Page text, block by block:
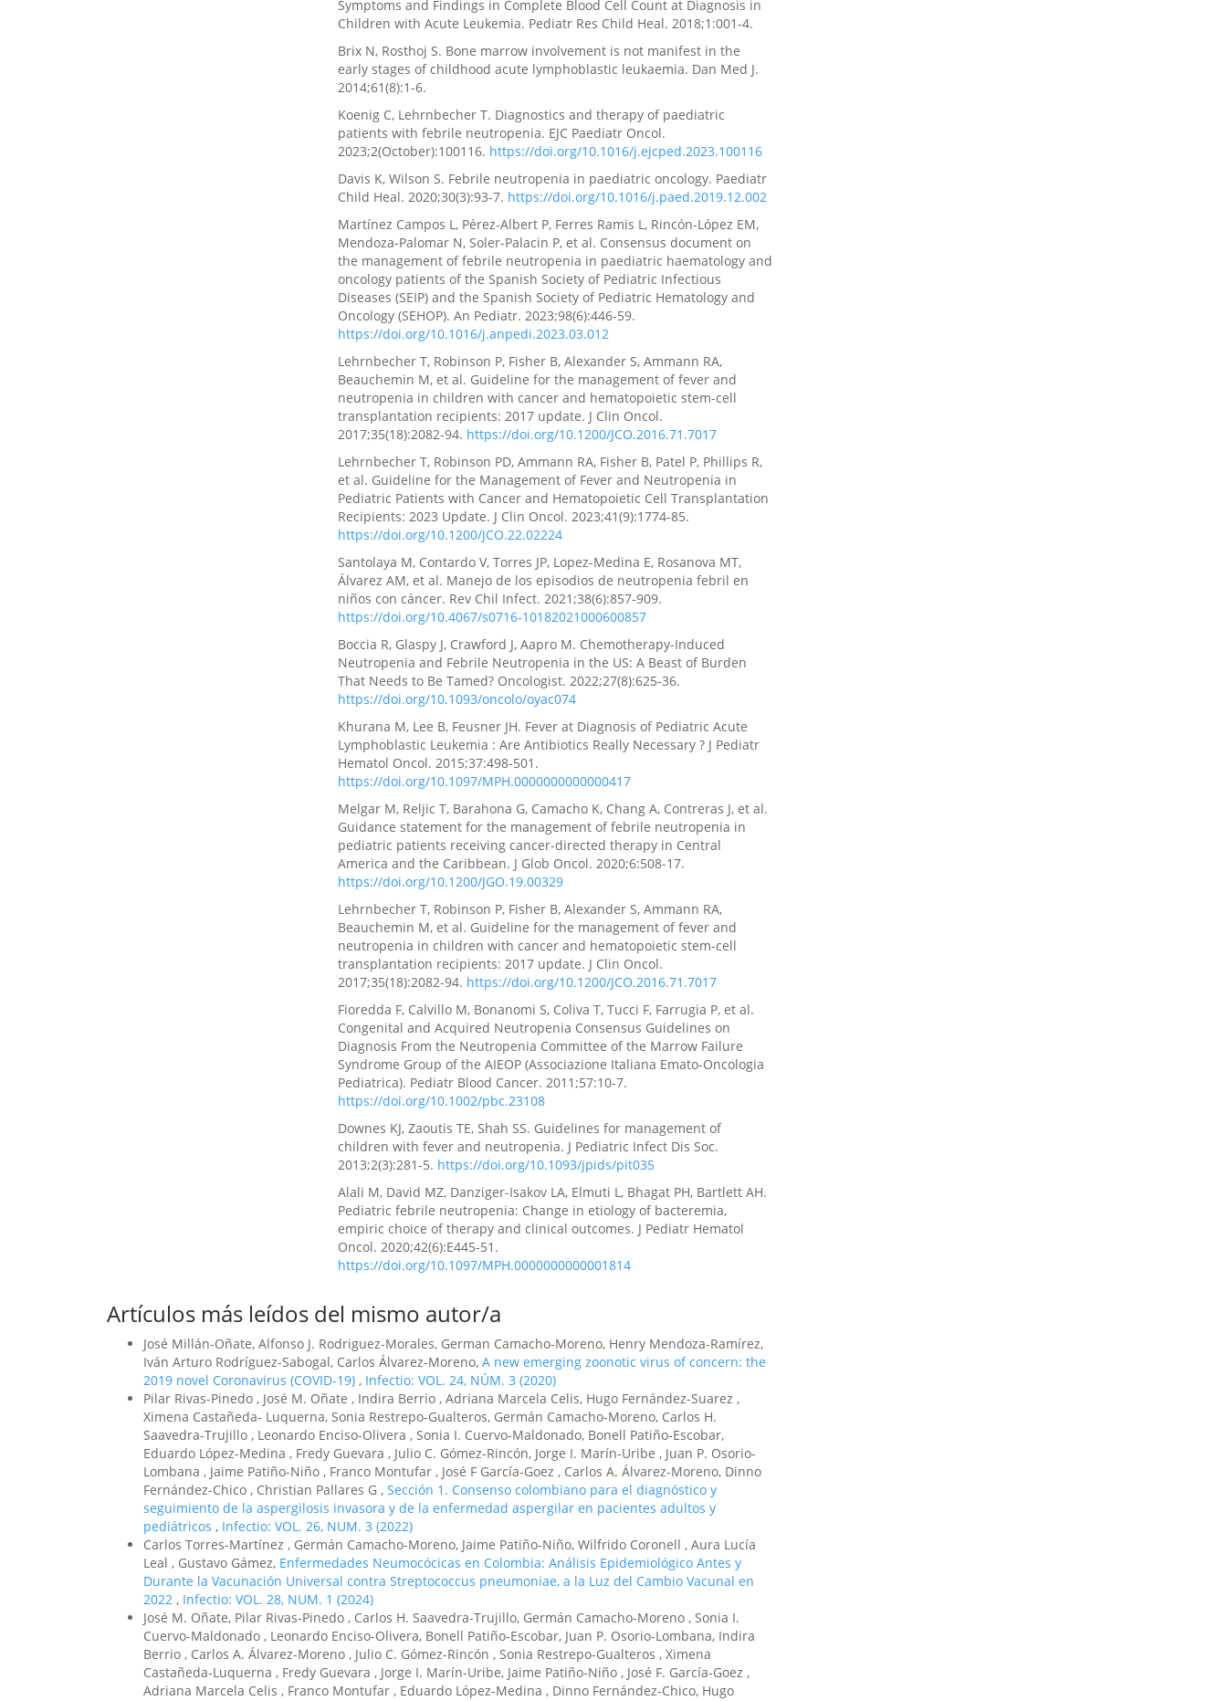
Symptoms and Findings in Complete Blood Cell Count at Diagnosis in
Children with Acute Leukemia. Pediatr Res Child Heal. 2018;1:001-4.
Brix N, Rosthoj S. Bone marrow involvement is not manifest in the
early stages of childhood acute lymphoblastic leukaemia. Dan Med J.
2014;61(8):1-6.
Koenig C, Lehrnbecher T. Diagnostics and therapy of paediatric
patients with febrile neutropenia. EJC Paediatr Oncol.
2023;2(October):100116. https://doi.org/10.1016/j.ejcped.2023.100116
Davis K, Wilson S. Febrile neutropenia in paediatric oncology. Paediatr
Child Heal. 2020;30(3):93-7. https://doi.org/10.1016/j.paed.2019.12.002
Martínez Campos L, Pérez-Albert P, Ferres Ramis L, Rincón-López EM,
Mendoza-Palomar N, Soler-Palacin P, et al. Consensus document on
the management of febrile neutropenia in paediatric haematology and
oncology patients of the Spanish Society of Pediatric Infectious
Diseases (SEIP) and the Spanish Society of Pediatric Hematology and
Oncology (SEHOP). An Pediatr. 2023;98(6):446-59.
https://doi.org/10.1016/j.anpedi.2023.03.012
Lehrnbecher T, Robinson P, Fisher B, Alexander S, Ammann RA,
Beauchemin M, et al. Guideline for the management of fever and
neutropenia in children with cancer and hematopoietic stem-cell
transplantation recipients: 2017 update. J Clin Oncol.
2017;35(18):2082-94. https://doi.org/10.1200/JCO.2016.71.7017
Lehrnbecher T, Robinson PD, Ammann RA, Fisher B, Patel P, Phillips R,
et al. Guideline for the Management of Fever and Neutropenia in
Pediatric Patients with Cancer and Hematopoietic Cell Transplantation
Recipients: 2023 Update. J Clin Oncol. 2023;41(9):1774-85.
https://doi.org/10.1200/JCO.22.02224
Santolaya M, Contardo V, Torres JP, Lopez-Medina E, Rosanova MT,
Álvarez AM, et al. Manejo de los episodios de neutropenia febril en
niños con cáncer. Rev Chil Infect. 2021;38(6):857-909.
https://doi.org/10.4067/s0716-10182021000600857
Boccia R, Glaspy J, Crawford J, Aapro M. Chemotherapy-Induced
Neutropenia and Febrile Neutropenia in the US: A Beast of Burden
That Needs to Be Tamed? Oncologist. 2022;27(8):625-36.
https://doi.org/10.1093/oncolo/oyac074
Khurana M, Lee B, Feusner JH. Fever at Diagnosis of Pediatric Acute
Lymphoblastic Leukemia : Are Antibiotics Really Necessary ? J Pediatr
Hematol Oncol. 2015;37:498-501.
https://doi.org/10.1097/MPH.0000000000000417
Melgar M, Reljic T, Barahona G, Camacho K, Chang A, Contreras J, et al.
Guidance statement for the management of febrile neutropenia in
pediatric patients receiving cancer-directed therapy in Central
America and the Caribbean. J Glob Oncol. 2020;6:508-17.
https://doi.org/10.1200/JGO.19.00329
Lehrnbecher T, Robinson P, Fisher B, Alexander S, Ammann RA,
Beauchemin M, et al. Guideline for the management of fever and
neutropenia in children with cancer and hematopoietic stem-cell
transplantation recipients: 2017 update. J Clin Oncol.
2017;35(18):2082-94. https://doi.org/10.1200/JCO.2016.71.7017
Fioredda F, Calvillo M, Bonanomi S, Coliva T, Tucci F, Farrugia P, et al.
Congenital and Acquired Neutropenia Consensus Guidelines on
Diagnosis From the Neutropenia Committee of the Marrow Failure
Syndrome Group of the AIEOP (Associazione Italiana Emato-Oncologia
Pediatrica). Pediatr Blood Cancer. 2011;57:10-7.
https://doi.org/10.1002/pbc.23108
Downes KJ, Zaoutis TE, Shah SS. Guidelines for management of
children with fever and neutropenia. J Pediatric Infect Dis Soc.
2013;2(3):281-5. https://doi.org/10.1093/jpids/pit035
Alali M, David MZ, Danziger-Isakov LA, Elmuti L, Bhagat PH, Bartlett AH.
Pediatric febrile neutropenia: Change in etiology of bacteremia,
empiric choice of therapy and clinical outcomes. J Pediatr Hematol
Oncol. 2020;42(6):E445-51.
https://doi.org/10.1097/MPH.0000000000001814
Artículos más leídos del mismo autor/a
José Millán-Oñate, Alfonso J. Rodriguez-Morales, German Camacho-Moreno, Henry Mendoza-Ramírez,
Iván Arturo Rodríguez-Sabogal, Carlos Álvarez-Moreno, A new emerging zoonotic virus of concern: the
2019 novel Coronavirus (COVID-19) , Infectio: VOL. 24, NÚM. 3 (2020)
Pilar Rivas-Pinedo , José M. Oñate , Indira Berrio , Adriana Marcela Celis, Hugo Fernández-Suarez ,
Ximena Castañeda- Luquerna, Sonia Restrepo-Gualteros, Germán Camacho-Moreno, Carlos H.
Saavedra-Trujillo , Leonardo Enciso-Olivera , Sonia I. Cuervo-Maldonado, Bonell Patiño-Escobar,
Eduardo López-Medina , Fredy Guevara , Julio C. Gómez-Rincón, Jorge I. Marín-Uribe , Juan P. Osorio-
Lombana , Jaime Patiño-Niño , Franco Montufar , José F García-Goez , Carlos A. Álvarez-Moreno, Dinno
Fernández-Chico , Christian Pallares G , Sección 1. Consenso colombiano para el diagnóstico y
seguimiento de la aspergilosis invasora y de la enfermedad aspergilar en pacientes adultos y
pediátricos , Infectio: VOL. 26, NUM. 3 (2022)
Carlos Torres-Martínez , Germán Camacho-Moreno, Jaime Patiño-Niño, Wilfrido Coronell , Aura Lucía
Leal , Gustavo Gámez, Enfermedades Neumocócicas en Colombia: Análisis Epidemiológico Antes y
Durante la Vacunación Universal contra Streptococcus pneumoniae, a la Luz del Cambio Vacunal en
2022 , Infectio: VOL. 28, NUM. 1 (2024)
José M. Oñate, Pilar Rivas-Pinedo , Carlos H. Saavedra-Trujillo, Germán Camacho-Moreno , Sonia I.
Cuervo-Maldonado , Leonardo Enciso-Olivera, Bonell Patiño-Escobar, Juan P. Osorio-Lombana, Indira
Berrio , Carlos A. Álvarez-Moreno , Julio C. Gómez-Rincón , Sonia Restrepo-Gualteros , Ximena
Castañeda-Luquerna , Fredy Guevara , Jorge I. Marín-Uribe, Jaime Patiño-Niño , José F. García-Goez ,
Adriana Marcela Celis , Franco Montufar , Eduardo López-Medina , Dinno Fernández-Chico, Hugo